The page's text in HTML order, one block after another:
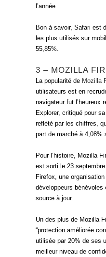
l’année.
Bon à savoir, Safari est
les plus utilisés sur
55,85%.
3 – MOZILLA
La popularité de Mozilla
utilisateurs est en
navigateur fut l’heureux
Explorer, critiqué pour
reflété par les chiffres,
part de marché à 4,08%
Pour l’histoire, Mozilla
est sorti le 23
Firefox, une
développeurs
source à jour.
Un des plus de Mozilla
“protection améliorée
utilisée par 20% de ses
meilleur niveau de